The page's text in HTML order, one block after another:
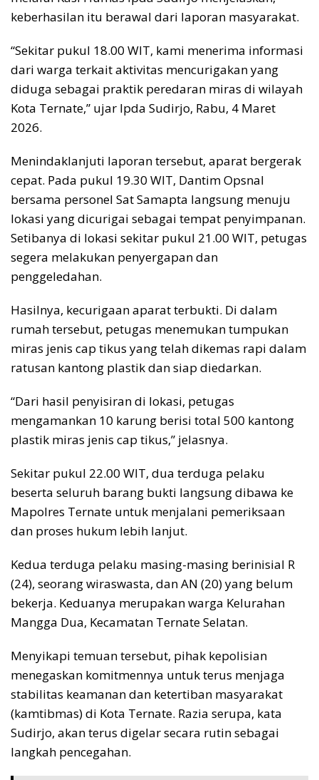
keberhasilan itu berawal dari laporan masyarakat.
“Sekitar pukul 18.00 WIT, kami menerima informasi
dari warga terkait aktivitas mencurigakan yang
diduga sebagai praktik peredaran miras di wilayah
Kota Ternate,” ujar Ipda Sudirjo, Rabu, 4 Maret
2026.
Menindaklanjuti laporan tersebut, aparat bergerak
cepat. Pada pukul 19.30 WIT, Dantim Opsnal
bersama personel Sat Samapta langsung menuju
lokasi yang dicurigai sebagai tempat penyimpanan.
Setibanya di lokasi sekitar pukul 21.00 WIT, petugas
segera melakukan penyergapan dan
penggeledahan.
Hasilnya, kecurigaan aparat terbukti. Di dalam
rumah tersebut, petugas menemukan tumpukan
miras jenis cap tikus yang telah dikemas rapi dalam
ratusan kantong plastik dan siap diedarkan.
“Dari hasil penyisiran di lokasi, petugas
mengamankan 10 karung berisi total 500 kantong
plastik miras jenis cap tikus,” jelasnya.
Sekitar pukul 22.00 WIT, dua terduga pelaku
beserta seluruh barang bukti langsung dibawa ke
Mapolres Ternate untuk menjalani pemeriksaan
dan proses hukum lebih lanjut.
Kedua terduga pelaku masing-masing berinisial R
(24), seorang wiraswasta, dan AN (20) yang belum
bekerja. Keduanya merupakan warga Kelurahan
Mangga Dua, Kecamatan Ternate Selatan.
Menyikapi temuan tersebut, pihak kepolisian
menegaskan komitmennya untuk terus menjaga
stabilitas keamanan dan ketertiban masyarakat
(kamtibmas) di Kota Ternate. Razia serupa, kata
Sudirjo, akan terus digelar secara rutin sebagai
langkah pencegahan.